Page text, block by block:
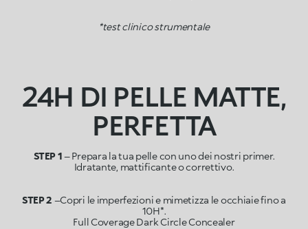
*test clinico strumentale
24H DI PELLE MATTE,
PERFETTA
STEP 1– Prepara la tua pelle con uno dei nostri primer.
STEP 2 –Copri le imperfezioni e mimetizza le occhiaie fino a
10H*.
Full Coverage Dark Circle Concealer